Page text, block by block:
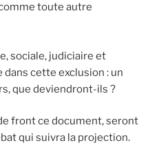
toute autre
sociale, judiciaire et
cette exclusion : un
que deviendront-ils ?
front ce document, seront
qui suivra la projection.